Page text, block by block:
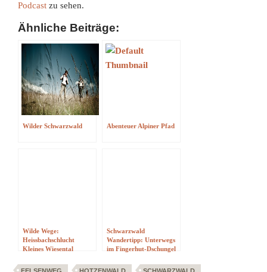
Podcast zu sehen.
Ähnliche Beiträge:
Wilder Schwarzwald Abenteuer Alpiner Pfad
Wilde Wege:
Heissbachschlucht
Kleines Wiesental
Schwarzwald
Wandertipp: Unterwegs
im Fingerhut-Dschungel